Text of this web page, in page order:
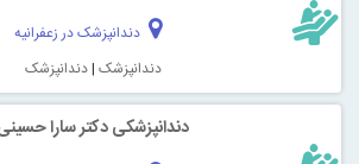
دندانپزشک در زعفرانیه
دندانپزشک |دندانپزشک
دندانپزشکی دکتر سارا